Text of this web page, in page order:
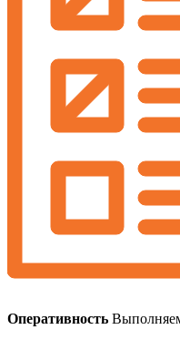
Оперативность